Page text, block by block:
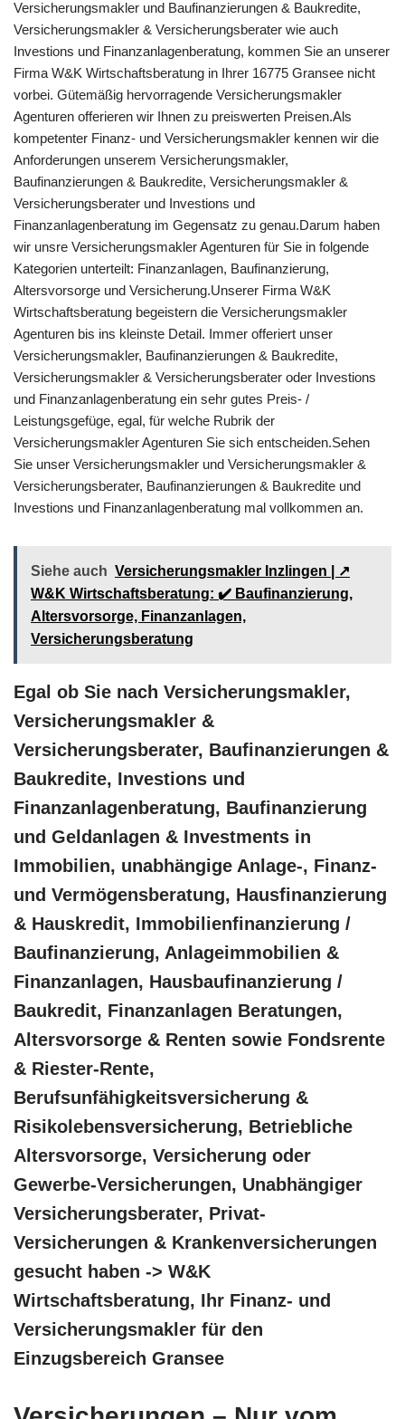
Versicherungsmakler und Baufinanzierungen & Baukredite,
Versicherungsmakler & Versicherungsberater wie auch
Investions und Finanzanlagenberatung, kommen Sie an unserer
Firma W&K Wirtschaftsberatung in Ihrer 16775 Gransee nicht
vorbei. Gütemäßig hervorragende Versicherungsmakler
Agenturen offerieren wir Ihnen zu preiswerten Preisen.Als
kompetenter Finanz- und Versicherungsmakler kennen wir die
Anforderungen unserem Versicherungsmakler,
Baufinanzierungen & Baukredite, Versicherungsmakler &
Versicherungsberater und Investions und
Finanzanlagenberatung im Gegensatz zu genau.Darum haben
wir unsre Versicherungsmakler Agenturen für Sie in folgende
Kategorien unterteilt: Finanzanlagen, Baufinanzierung,
Altersvorsorge und Versicherung.Unserer Firma W&K
Wirtschaftsberatung begeistern die Versicherungsmakler
Agenturen bis ins kleinste Detail. Immer offeriert unser
Versicherungsmakler, Baufinanzierungen & Baukredite,
Versicherungsmakler & Versicherungsberater oder Investions
und Finanzanlagenberatung ein sehr gutes Preis- /
Leistungsgefüge, egal, für welche Rubrik der
Versicherungsmakler Agenturen Sie sich entscheiden.Sehen
Sie unser Versicherungsmakler und Versicherungsmakler &
Versicherungsberater, Baufinanzierungen & Baukredite und
Investions und Finanzanlagenberatung mal vollkommen an.
Siehe auch Versicherungsmakler Inzlingen | ↗️
W&K Wirtschaftsberatung: ✔️ Baufinanzierung,
Altersvorsorge, Finanzanlagen,
Versicherungsberatung
Egal ob Sie nach Versicherungsmakler,
Versicherungsmakler &
Versicherungsberater, Baufinanzierungen &
Baukredite, Investions und
Finanzanlagenberatung, Baufinanzierung
und Geldanlagen & Investments in
Immobilien, unabhängige Anlage-, Finanz-
und Vermögensberatung, Hausfinanzierung
& Hauskredit, Immobilienfinanzierung /
Baufinanzierung, Anlageimmobilien &
Finanzanlagen, Hausbaufinanzierung /
Baukredit, Finanzanlagen Beratungen,
Altersvorsorge & Renten sowie Fondsrente
& Riester-Rente,
Berufsunfähigkeitsversicherung &
Risikolebensversicherung, Betriebliche
Altersvorsorge, Versicherung oder
Gewerbe-Versicherungen, Unabhängiger
Versicherungsberater, Privat-
Versicherungen & Krankenversicherungen
gesucht haben -> W&K
Wirtschaftsberatung, Ihr Finanz- und
Versicherungsmakler für den
Einzugsbereich Gransee